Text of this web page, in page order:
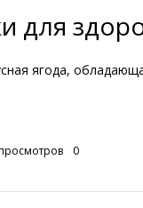
для
ягода,
0